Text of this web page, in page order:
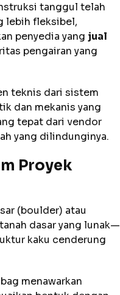
tanggul telah
lebih fleksibel,
penyedia yang jual
pengairan yang
teknis dari sistem
dan mekanis yang
tepat dari vendor
yang dilindunginya.
Proyek
(boulder) atau
dasar yang lunak—
kaku cenderung
menawarkan